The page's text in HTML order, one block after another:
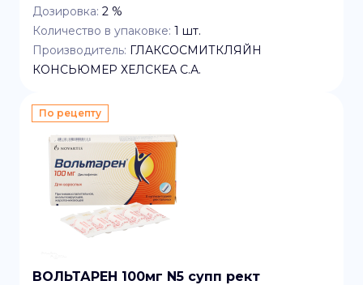
Дозировка: 2 %
Количество в упаковке: 1 шт.
Производитель: ГЛАКСОСМИТКЛЯЙН
КОНСЬЮМЕР ХЕЛСКЕА С.А.
По рецепту
ВОЛЬТАРЕН 100мг N5 супп рект